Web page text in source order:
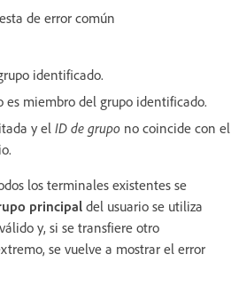
de error común
identificado.
es miembro del grupo identificado.
y el ID de grupo no coincide con el
los terminales existentes se
principaldel usuario se utiliza
y, si se transfiere otro
se vuelve a mostrar el error